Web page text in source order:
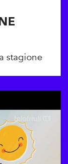
stagione